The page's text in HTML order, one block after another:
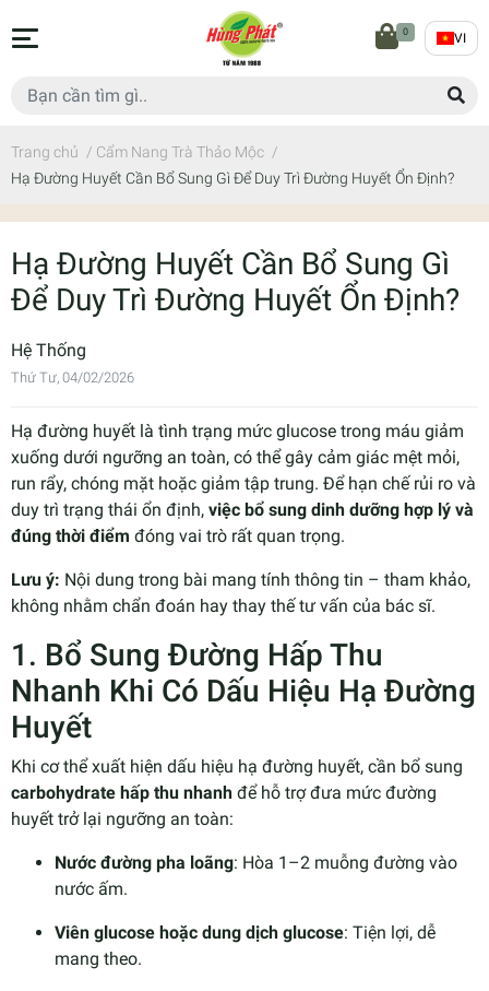
0 VI
Trang chủ / Cẩm Nang Trà Thảo Mộc /
Hạ Đường Huyết Cần Bổ Sung Gì Để Duy Trì Đường Huyết Ổn Định?
Hạ Đường Huyết Cần Bổ Sung Gì
Để Duy Trì Đường Huyết Ổn Định?
Hệ Thống
Thứ Tư, 04/02/2026
Hạ đường huyết là tình trạng mức glucose trong máu giảm
xuống dưới ngưỡng an toàn, có thể gây cảm giác mệt mỏi,
run rẩy, chóng mặt hoặc giảm tập trung. Để hạn chế rủi ro và
duy trì trạng thái ổn định, việc bổ sung dinh dưỡng hợp lý và
đúng thời điểm đóng vai trò rất quan trọng.
Lưu ý: Nội dung trong bài mang tính thông tin – tham khảo,
không nhằm chẩn đoán hay thay thế tư vấn của bác sĩ.
1. Bổ Sung Đường Hấp Thu
Nhanh Khi Có Dấu Hiệu Hạ Đường
Huyết
Khi cơ thể xuất hiện dấu hiệu hạ đường huyết, cần bổ sung
carbohydrate hấp thu nhanh để hỗ trợ đưa mức đường
huyết trở lại ngưỡng an toàn:
Nước đường pha loãng: Hòa 1–2 muỗng đường vào
nước ấm.
Viên glucose hoặc dung dịch glucose: Tiện lợi, dễ
mang theo.